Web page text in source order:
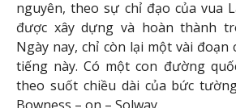
nguyên, theo sự chỉ đạo của vua
được xây dựng và hoàn thành
Ngày nay, chỉ còn lại một vài
tiếng này. Có một con đường
theo suốt chiều dài của bức